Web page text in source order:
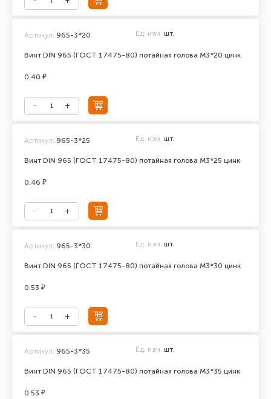
Винт DIN 965 (ГОСТ 17475-80) потайная голова М3*20 цинк
Артикул: 965-3*20 Ед. изм. шт.
0.40 ₽
Винт DIN 965 (ГОСТ 17475-80) потайная голова М3*25 цинк
Артикул: 965-3*25 Ед. изм. шт.
0.46 ₽
Винт DIN 965 (ГОСТ 17475-80) потайная голова М3*30 цинк
Артикул: 965-3*30 Ед. изм. шт.
0.53 ₽
Винт DIN 965 (ГОСТ 17475-80) потайная голова М3*35 цинк
Артикул: 965-3*35 Ед. изм. шт.
0.53 ₽